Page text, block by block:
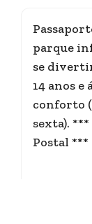
parque
se
14 anos
conforto
sexta).
Postal ***